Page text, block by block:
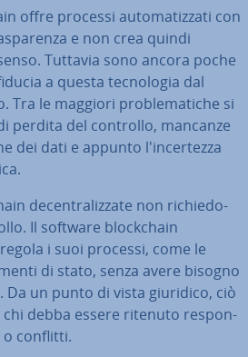
offre processi au­to­ma­tiz­za­ti con
e non crea quindi
Tuttavia sono ancora poche
a questa tec­no­lo­gia dal
Tra le maggiori pro­ble­ma­ti­che si
perdita del controllo, mancanze
dei dati e appunto l'in­cer­tez­za
de­cen­tra­liz­za­te non ri­chie­do­
Il software bloc­k­chain
i suoi processi, come le
di stato, senza avere bisogno
Da un punto di vista giuridico, ciò
chi debba essere ritenuto re­spon­
o conflitti.